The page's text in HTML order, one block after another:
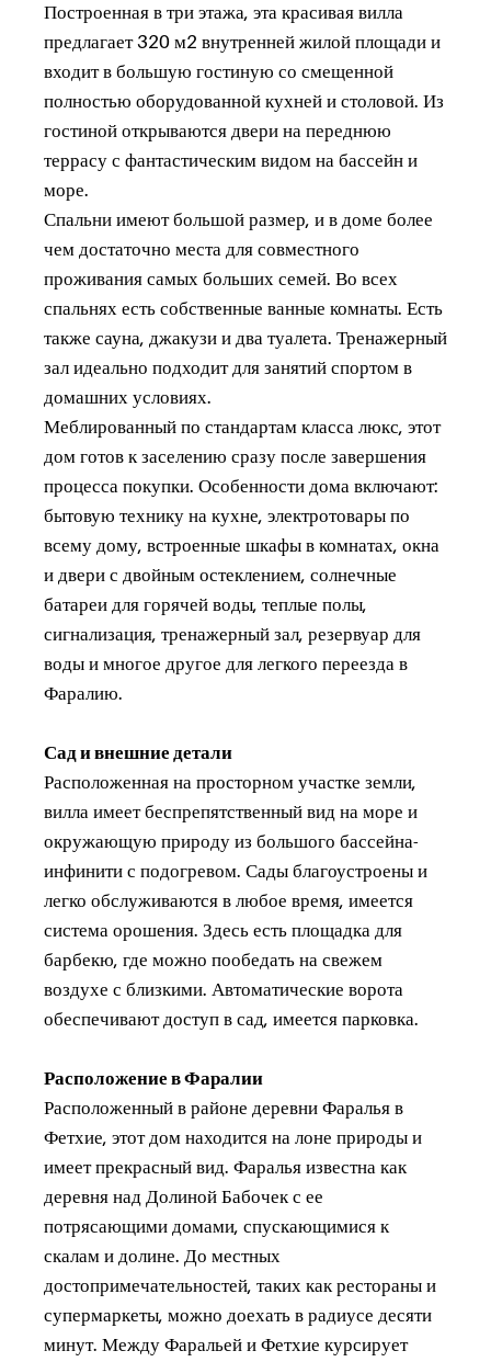
Построенная в три этажа, эта красивая вилла
предлагает 320 м2 внутренней жилой площади и
входит в большую гостиную со смещенной
полностью оборудованной кухней и столовой. Из
гостиной открываются двери на переднюю
террасу с фантастическим видом на бассейн и
море.
Спальни имеют большой размер, и в доме более
чем достаточно места для совместного
проживания самых больших семей. Во всех
спальнях есть собственные ванные комнаты. Есть
также сауна, джакузи и два туалета. Тренажерный
зал идеально подходит для занятий спортом в
домашних условиях.
Меблированный по стандартам класса люкс, этот
дом готов к заселению сразу после завершения
процесса покупки. Особенности дома включают:
бытовую технику на кухне, электротовары по
всему дому, встроенные шкафы в комнатах, окна
и двери с двойным остеклением, солнечные
батареи для горячей воды, теплые полы,
сигнализация, тренажерный зал, резервуар для
воды и многое другое для легкого переезда в
Фаралию.
Сад и внешние детали
Расположенная на просторном участке земли,
вилла имеет беспрепятственный вид на море и
окружающую природу из большого бассейна-
инфинити с подогревом. Сады благоустроены и
легко обслуживаются в любое время, имеется
система орошения. Здесь есть площадка для
барбекю, где можно пообедать на свежем
воздухе с близкими. Автоматические ворота
обеспечивают доступ в сад, имеется парковка.
Расположение в Фаралии
Расположенный в районе деревни Фаралья в
Фетхие, этот дом находится на лоне природы и
имеет прекрасный вид. Фаралья известна как
деревня над Долиной Бабочек с ее
потрясающими домами, спускающимися к
скалам и долине. До местных
достопримечательностей, таких как рестораны и
супермаркеты, можно доехать в радиусе десяти
минут. Между Фаральей и Фетхие курсирует